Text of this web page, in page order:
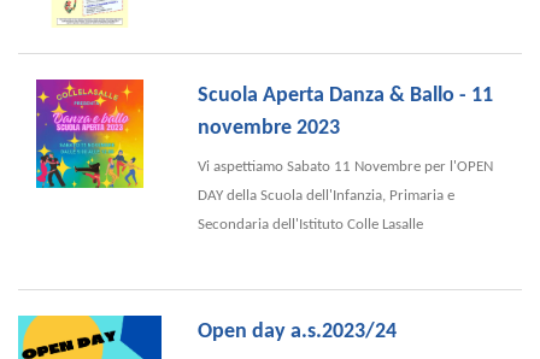
Scuola Aperta Danza & Ballo - 11
novembre 2023
Vi aspettiamo Sabato 11 Novembre per l'OPEN
DAY della Scuola dell'Infanzia, Primaria e
Secondaria dell'Istituto Colle Lasalle
Open day a.s.2023/24